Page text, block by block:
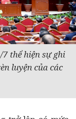
thể hiện sự ghi
luyện của các